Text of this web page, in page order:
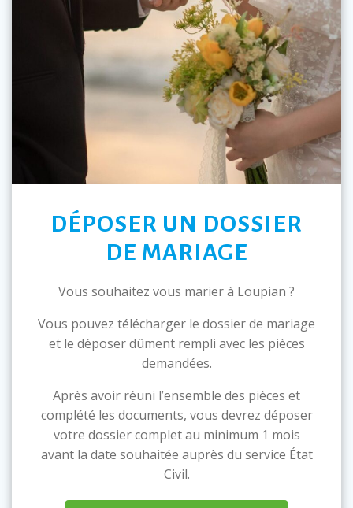
DÉPOSER UN DOSSIER
DE MARIAGE
Vous souhaitez vous marier à Loupian ?
Vous pouvez télécharger le dossier de mariage
et le déposer dûment rempli avec les pièces
demandées.
Après avoir réuni l’ensemble des pièces et
complété les documents, vous devrez déposer
votre dossier complet au minimum 1 mois
avant la date souhaitée auprès du service État
Civil.